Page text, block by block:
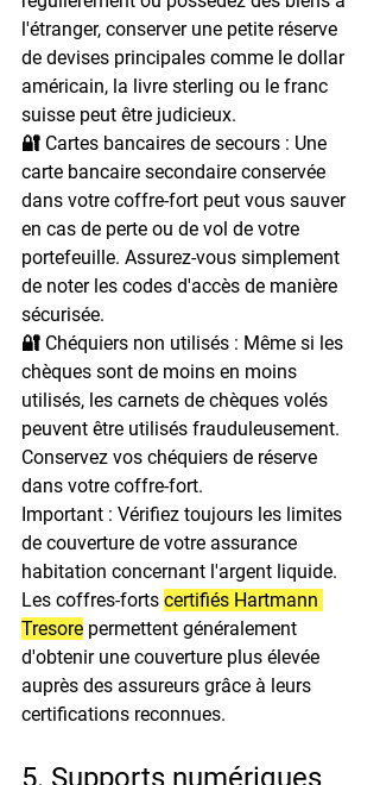
l'étranger, conserver une petite réserve
de devises principales comme le dollar
américain, la livre sterling ou le franc
suisse peut être judicieux.
🔐 Cartes bancaires de secours : Une
carte bancaire secondaire conservée
dans votre coffre-fort peut vous sauver
en cas de perte ou de vol de votre
portefeuille. Assurez-vous simplement
de noter les codes d'accès de manière
sécurisée.
🔐 Chéquiers non utilisés : Même si les
chèques sont de moins en moins
utilisés, les carnets de chèques volés
peuvent être utilisés frauduleusement.
Conservez vos chéquiers de réserve
dans votre coffre-fort.
Important : Vérifiez toujours les limites
de couverture de votre assurance
habitation concernant l'argent liquide.
Les coffres-forts certifiés Hartmann
Tresore permettent généralement
d'obtenir une couverture plus élevée
auprès des assureurs grâce à leurs
certifications reconnues.
5. Supports numériques